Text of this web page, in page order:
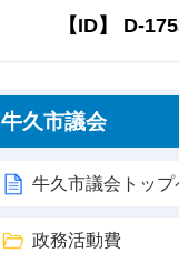
【ID】 D-
牛久市議会
牛久市議会トップ
政務活動費